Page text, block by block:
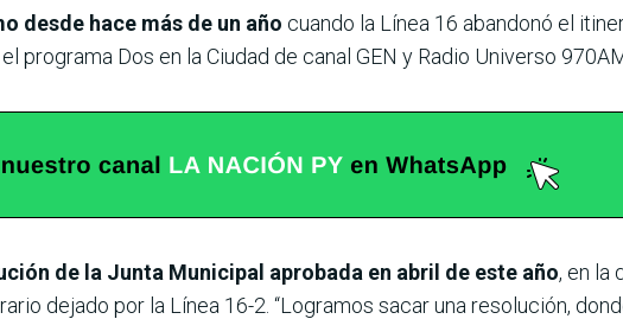
desde hace más de un año cuando la Línea 16 abandonó el
programa Dos en la Ciudad de canal GEN y Radio Universo
de la Junta Municipal aprobada en abril de este año, en la
dejado por la Línea 16-2. “Logramos sacar una resolución,